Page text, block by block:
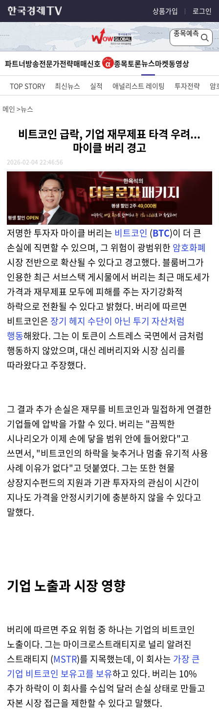
상품가입 로그인
종목예측
파트너방송전문가전략매매신호 종목토론뉴스마켓동영상
TOP STORY 최신뉴스 실적 애널리스트 레이팅 투자전략 암
메인 뉴스
비트코인 급락, 기업 재무제표 타격 우려...
마이클 버리 경고
2026-02-04 22:46:56
저명한 투자자 마이클 버리는 비트코인 (BTC)이 더 큰
손실에 직면할 수 있으며, 그 위험이 광범위한 암호화폐
시장 전반으로 확산될 수 있다고 경고했다. 블룸버그가
인용한 최근 서브스택 게시물에서 버리는 최근 매도세가
가격과 재무제표 모두에 피해를 주는 자기강화적
하락으로 전환될 수 있다고 밝혔다. 버리에 따르면
비트코인은 장기 헤지 수단이 아닌 투기 자산처럼
행동해왔다. 그는 이 토큰이 스트레스 국면에서 금처럼
행동하지 않았으며, 대신 레버리지와 시장 심리를
따라왔다고 주장했다.
그 결과 추가 손실은 재무를 비트코인과 밀접하게 연결한
기업들에 압박을 가할 수 있다. 버리는 "끔찍한
시나리오가 이제 손에 닿을 범위 안에 들어왔다"고
쓰면서, "비트코인의 하락을 늦추거나 멈출 유기적 사용
사례 이유가 없다"고 덧붙였다. 그는 또한 현물
상장지수펀드의 지원과 기관 투자자의 관심이 시간이
지나도 가격을 안정시키기에 충분하지 않을 수 있다고
말했다.
기업 노출과 시장 영향
버리에 따르면 주요 위험 중 하나는 기업의 비트코인
노출이다. 그는 마이크로스트래티지로 널리 알려진
스트래티지 (MSTR)를 지목했는데, 이 회사는 가장 큰
기업 비트코인 보유고를 보유하고 있다. 버리는 10%
추가 하락이 이 회사를 수십억 달러 손실 상태로 만들고
자본 시장 접근을 제한할 수 있다고 말했다.